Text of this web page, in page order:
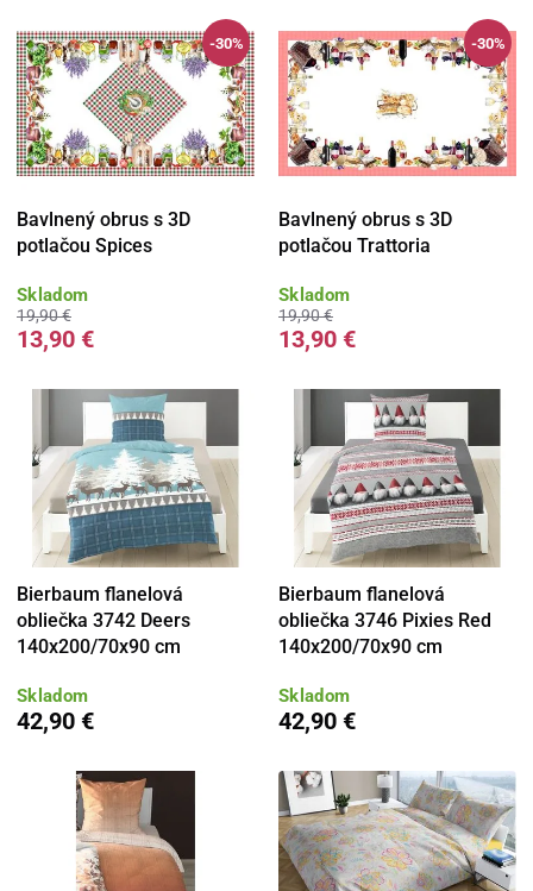
-30%
Bavlnený obrus s 3D
potlačou Spices
Skladom
19,90 €
13,90 €
-30%
Bavlnený obrus s 3D
potlačou Trattoria
Skladom
19,90 €
13,90 €
Bierbaum flanelová
obliečka 3742 Deers
140x200/70x90 cm
Skladom
42,90 €
Bierbaum flanelová
obliečka 3746 Pixies Red
140x200/70x90 cm
Skladom
42,90 €